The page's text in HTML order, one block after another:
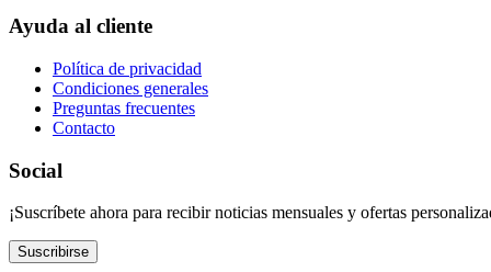
Ayuda al cliente
Política de privacidad
Condiciones generales
Preguntas frecuentes
Contacto
Social
¡Suscríbete ahora para recibir noticias mensuales y ofertas
Suscribirse